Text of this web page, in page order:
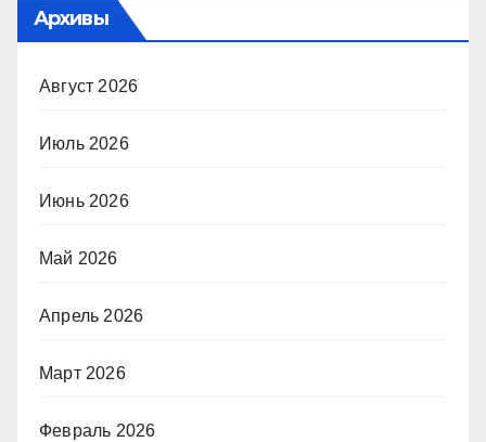
Архивы
Август 2026
Июль 2026
Июнь 2026
Май 2026
Апрель 2026
Март 2026
Февраль 2026